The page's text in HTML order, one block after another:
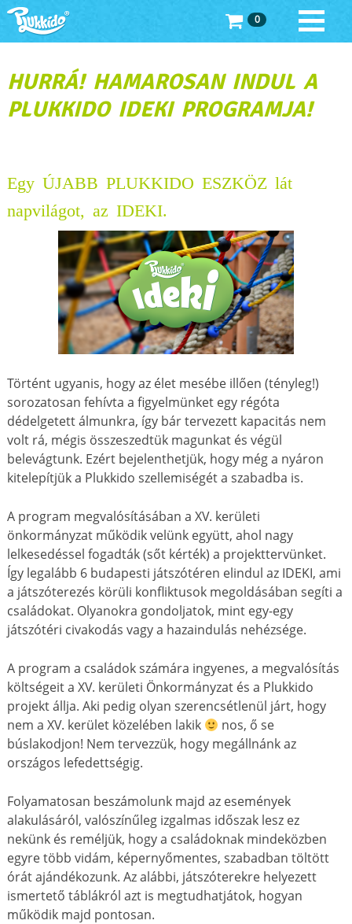
0
HURRÁ! HAMAROSAN INDUL A
PLUKKIDO IDEKI PROGRAMJA!
Egy ÚJABB PLUKKIDO ESZKÖZ lát
napvilágot, az IDEKI.
Történt ugyanis, hogy az élet mesébe illően (tényleg!)
sorozatosan fehívta a figyelmünket egy régóta
dédelgetett álmunkra, így bár tervezett kapacitás nem
volt rá, mégis összeszedtük magunkat és végül
belevágtunk. Ezért bejelenthetjük, hogy még a nyáron
kitelepítjük a Plukkido szellemiségét a szabadba is.
A program megvalósításában a XV. kerületi
önkormányzat működik velünk együtt, ahol nagy
lelkesedéssel fogadták (sőt kérték) a projekttervünket.
Így legalább 6 budapesti játszótéren elindul az IDEKI, ami
a játszóterezés körüli konfliktusok megoldásában segíti a
családokat. Olyanokra gondoljatok, mint egy-egy
játszótéri civakodás vagy a hazaindulás nehézsége.
A program a családok számára ingyenes, a megvalósítás
költségeit a XV. kerületi Önkormányzat és a Plukkido
projekt állja. Aki pedig olyan szerencsétlenül járt, hogy
nem a XV. kerület közelében lakik
nos, ő se
búslakodjon! Nem tervezzük, hogy megállnánk az
országos lefedettségig.
Folyamatosan beszámolunk majd az események
alakulásáról, valószínűleg izgalmas időszak lesz ez
nekünk és reméljük, hogy a családoknak mindeközben
egyre több vidám, képernyőmentes, szabadban töltött
órát ajándékozunk. Az alábbi, játszóterekre helyezett
ismertető táblákról azt is megtudhatjátok, hogyan
működik majd pontosan.